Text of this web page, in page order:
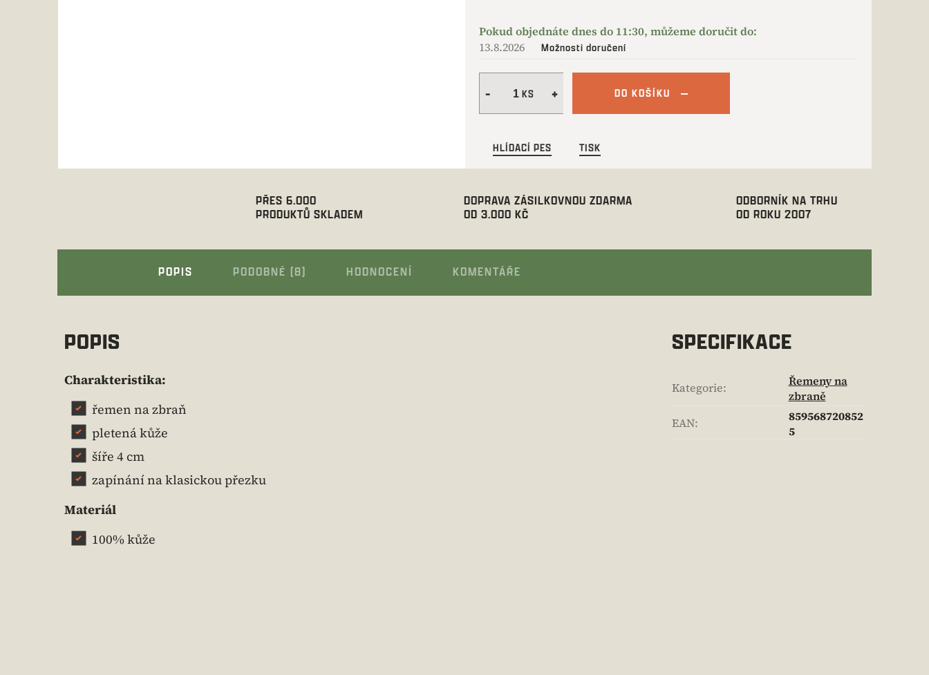
cena:
13.8.2026 Možnosti doručení
DO KOŠÍKU
HLÍDACÍ PES TISK
PŘES 6.000
PRODUKTŮ SKLADEM
DOPRAVA ZÁSILKOVNOU ZDARMA
OD 3.000 KČ
ODBORNÍK NA TRHU
OD ROKU 2007
POPIS PODOBNÉ (8) HODNOCENÍ KOMENTÁŘE
POPIS
Charakteristika:
řemen na zbraň
pletená kůže
šíře 4 cm
zapínání na klasickou přezku
Materiál
100% kůže
SPECIFIKACE
Kategorie:
Řemeny na
zbraně
EAN:
859568720852
5